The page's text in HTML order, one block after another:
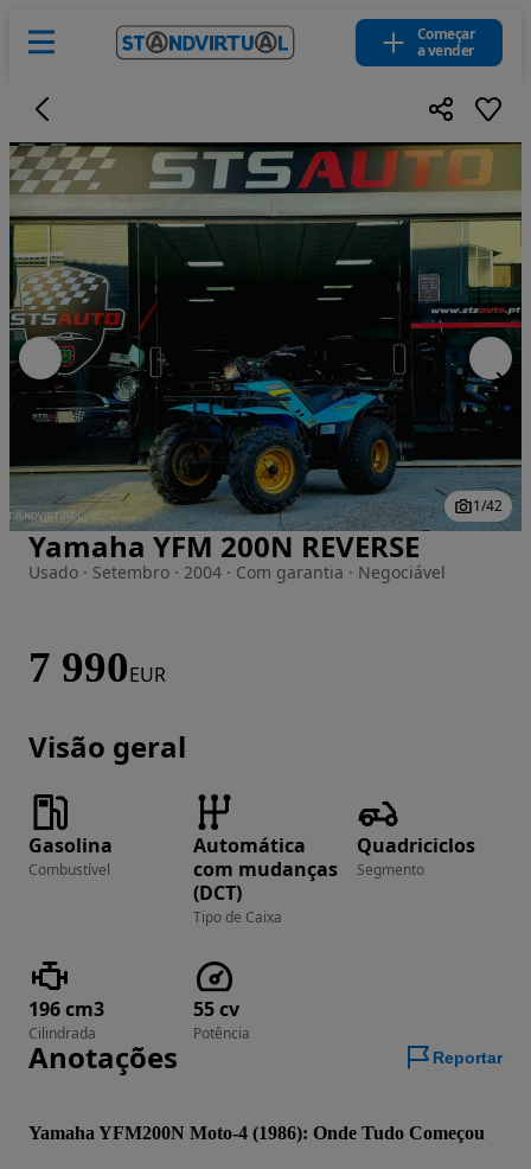
Começar
a vender
Imagem 1 de 42
1/42
Yamaha YFM 200N REVERSE
Usado · Setembro · 2004 · Com garantia · Negociável
7 990EUR
Visão geral
Gasolina
Combustível
Automática
com mudanças
(DCT)
Tipo de Caixa
Quadriciclos
Segmento
196 cm3
Cilindrada
55 cv
Potência
Anotações Reportar
Yamaha YFM200N Moto-4 (1986): Onde Tudo Começou